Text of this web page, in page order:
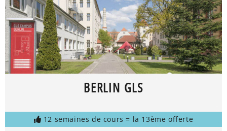
BERLIN GLS
12 semaines de cours = la 13ème offerte